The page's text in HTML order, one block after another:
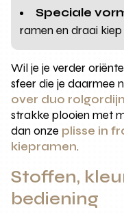
Speciale
ramen en draai
Wil je je verder
sfeer die je daarmee
over duo
strakke plooien met
dan onze plisse in
kiepramen.
Stoffen,
bediening